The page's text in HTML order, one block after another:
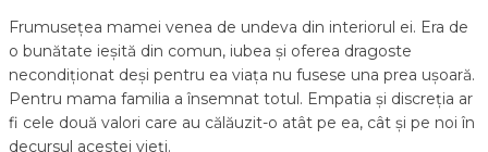
Frumusețea mamei venea de undeva din interiorul ei. Era de
o bunătate ieșită din comun, iubea și oferea dragoste
necondiționat deși pentru ea viața nu fusese una prea ușoară.
Pentru mama familia a însemnat totul. Empatia și discreția ar
fi cele două valori care au călăuzit-o atât pe ea, cât și pe noi în
decursul acestei vieți.